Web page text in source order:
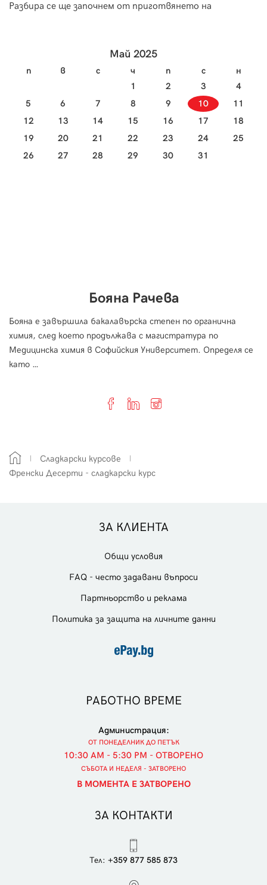
Разбира се ще започнем от приготвянето на
Май 2025
п в с ч п с
н
1
2 3
4
5
6 7 8 9 10
11
12
13 14 15 16 17
18
19
20 21 22 23 24
25
26
27 28 29 30 31
Бояна Рачева
Бояна е завършила бакалавърска степен по органична
химия, след което продължава с магистратура по
Медицинска химия в Софийския Университет. Определя се
като …
Сладкарски курсове
Френски Десерти - сладкарски курс
ЗА КЛИЕНТА
Общи условия
FAQ - често задавани въпроси
Партньорство и реклама
Политика за защита на личните данни
РАБОТНО ВРЕМЕ
Администрация:
ОТ ПОНЕДЕЛНИК ДО ПЕТЪК
10:30 AM - 5:30 PM - ОТВОРЕНО
СЪБОТА И НЕДЕЛЯ - ЗАТВОРЕНО
В МОМЕНТА Е ЗАТВОРЕНО
ЗА КОНТАКТИ
Тел: +359 877 585 873